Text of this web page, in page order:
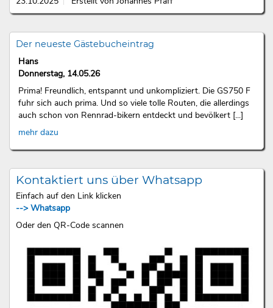
Der neueste Gästebucheintrag
Hans
Donnerstag, 14.05.26
Prima! Freundlich, entspannt und unkompliziert. Die GS750 F
fuhr sich auch prima. Und so viele tolle Routen, die allerdings
auch schon von Rennrad-bikern entdeckt und bevölkert [...]
mehr dazu
Kontaktiert uns über Whatsapp
Einfach auf den Link klicken
--> Whatsapp
Oder den QR-Code scannen